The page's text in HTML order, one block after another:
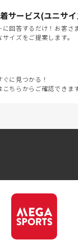
サービス(ユニサ
に回答するだけ！お客さ
イズをご提案します。
に見つかる！
ちらからご確認できます